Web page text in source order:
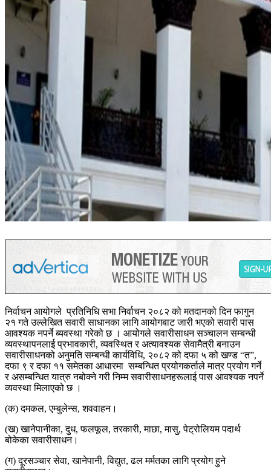
निर्वाचन आयोगले प्रतिनिधि सभा निर्वाचन २०८२ को मतदानको दिन फागुन
२१ गते उल्लेखित सवारी साधानका लागि आयोगबाट जारी भएको सवारी पास
आवश्यक नपर्ने ब्यवस्था गरेको छ । आयोगले सवारीसाधन सञ्चालन सम्बन्धी
व्यवस्थापनलाई प्रभावकारी, व्यवस्थित र अत्यावश्यक सेवामैत्री बनाउन
सवारीसाधनको अनुमति सम्बन्धी कार्यविधि, २०८२ को दफा ५ को खण्ड “त”,
दफा ९ र दफा ११ समेतका आधारमा सम्बन्धित प्रयोगकर्ताले मात्र प्रयोग गर्ने
र असम्बन्धित यात्रु नबोक्ने गरी निम्म सवारीसाधनहरूलाई पास आवश्यक नपर्ने
व्यवस्था मिलाएको छ ।
(क) दमकल, एम्बुलेन्स, शववाहन।
(ख) खानेपानीका, दुध, फलफूल, तरकारी, माछा, मासु, पेट्रोलियम पदार्थ
बोकेका सवारीसाधन।
(ग) दूरसञ्चार सेवा, खानेपानी, विद्युत, ढल मर्मतका लागि प्रयोग हुने